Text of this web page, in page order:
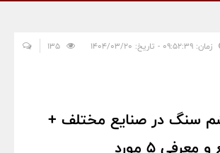
زمان: ۰۹:۵۲:۳۹ - تاریخ: ۱۴۰۴/۰۳/۲۰
سنگ در صنایع مختلف +
۵ مورد